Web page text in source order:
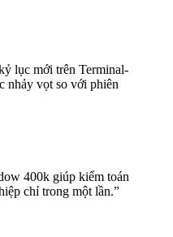
lục mới trên Terminal-
nhảy vọt so với phiên
400k giúp kiểm toán
chỉ trong một lần.”